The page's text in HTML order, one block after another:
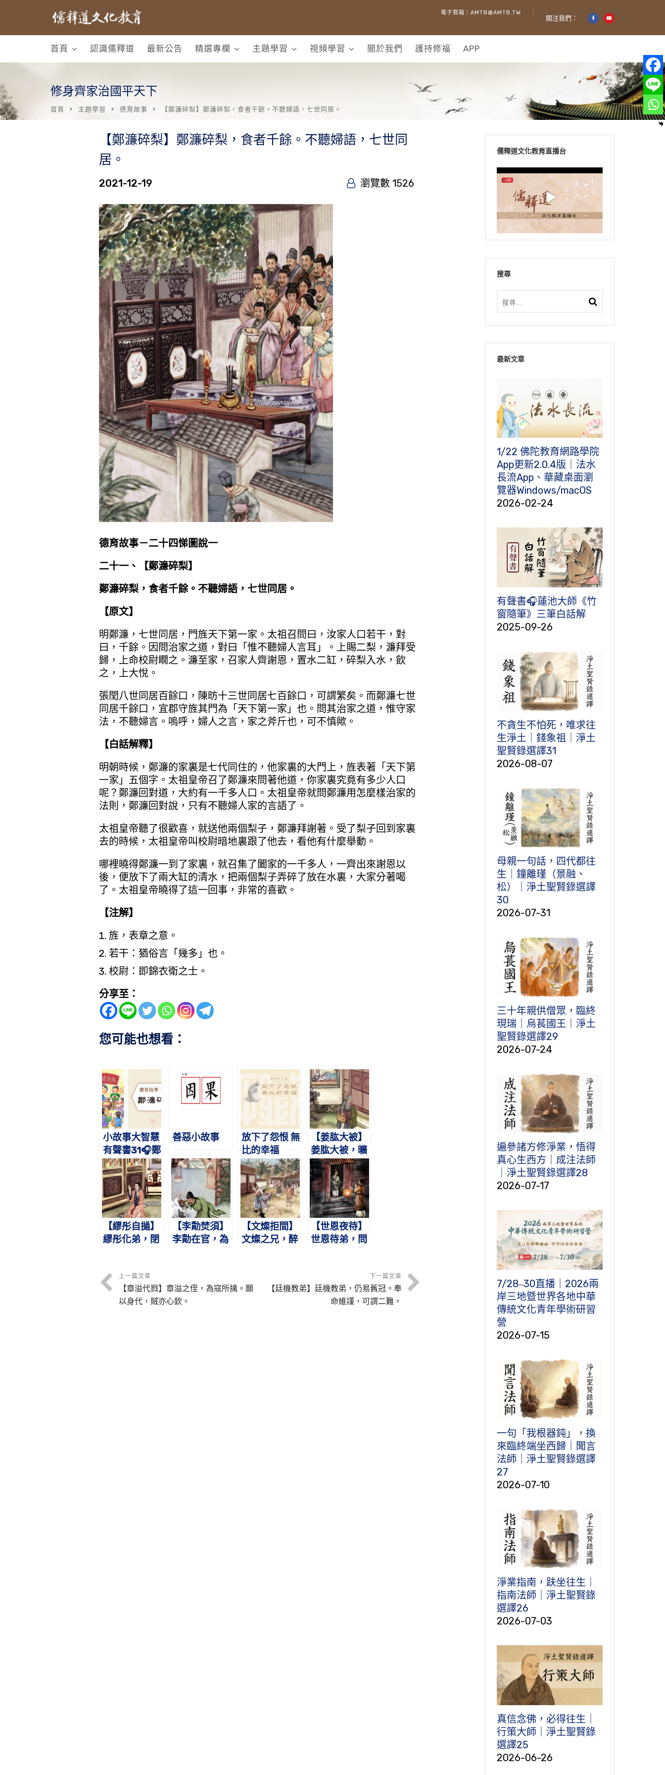
電子郵箱：AMTB@AMTB.TW
關注我們：
首頁 認識儒釋道 最新公告 精選專欄 主題學習 視頻學習 關於我們 護持修福 APP
修身齊家治國平天下
首頁 主題學習 德育故事 【鄭濂碎梨】鄭濂碎梨，食者千餘。不聽婦語，七世同居。
【鄭濂碎梨】鄭濂碎梨，食者千餘。不聽婦語，七世同
居。
2021-12-19 瀏覽數 1526
德育故事－二十四悌圖說一
二十一、【鄭濂碎梨】
鄭濂碎梨，食者千餘。不聽婦語，七世同居。
【原文】
明鄭濂，七世同居，門旌天下第一家。太祖召問曰，汝家人口若干，對
曰，千餘。因問治家之道，對曰「惟不聽婦人言耳」。上賜二梨，濂拜受
歸，上命校尉瞯之。濂至家，召家人齊謝恩，置水二缸，碎梨入水，飲
之，上大悅。
張閏八世同居百餘口，陳昉十三世同居七百餘口，可謂繁矣。而鄭濂七世
同居千餘口，宜郡守旌其門為「天下第一家」也。問其治家之道，惟守家
法，不聽婦言。嗚呼，婦人之言，家之斧斤也，可不慎歟。
【白話解釋】
明朝時候，鄭濂的家裏是七代同住的，他家裏的大門上，旌表著「天下第
一家」五個字。太祖皇帝召了鄭濂來問著他道，你家裏究竟有多少人口
呢？鄭濂回對道，大約有一千多人口。太祖皇帝就問鄭濂用怎麼樣治家的
法則，鄭濂回對說，只有不聽婦人家的言語了。
太祖皇帝聽了很歡喜，就送他兩個梨子，鄭濂拜謝著。受了梨子回到家裏
去的時候，太祖皇帝叫校尉暗地裏跟了他去，看他有什麼舉動。
哪裡曉得鄭濂一到了家裏，就召集了闔家的一千多人，一齊出來謝恩以
後，便放下了兩大缸的清水，把兩個梨子弄碎了放在水裏，大家分著喝
了。太祖皇帝曉得了這一回事，非常的喜歡。
【注解】
旌，表章之意。
若干：猶俗言「幾多」也。
校尉：即錦衣衛之士。
分享至：
您可能也想看：
小故事大智慧
有聲書31🎧鄭
濂碎梨｜蔡禮
旭老師講故事
善惡小故事
放下了怨恨 無
比的幸福
【姜肱大被】
姜肱大被，曠
世所稀。不言
遇掠，盜悔還
衣。
【繆彤自撾】
繆彤化弟，閉
家。
【李勣焚須】
李勣在官，為
【文燦拒間】
文燦之兄，醉
【世恩夜待】
世恩待弟，問
上一篇文章
【章溢代戮】章溢之侄，為寇所擒。願
以身代，賊亦心欽。
下一篇文章
【廷機教弟】廷機教弟，仍易舊冠。奉
命維謹，可謂二難。
儒釋道文化教育直播台
搜尋
最新文章
1/22 佛陀教育網路學院
App更新2.0.4版｜法水
長流App、華藏桌面瀏
覽器Windows/macOS
2026-02-24
有聲書🎧蓮池大師《竹
窗隨筆》三筆白話解
2025-09-26
不貪生不怕死，唯求往
生淨土｜錢象祖｜淨土
聖賢錄選譯31
2026-08-07
母親一句話，四代都往
生｜鐘離瑾（景融、
松）｜淨土聖賢錄選譯
30
2026-07-31
三十年親供僧眾，臨終
現瑞｜烏萇國王｜淨土
聖賢錄選譯29
2026-07-24
遍參諸方修淨業，悟得
真心生西方｜成注法師
｜淨土聖賢錄選譯28
2026-07-17
7/28‒30直播｜2026兩
岸三地暨世界各地中華
傳統文化青年學術研習
營
2026-07-15
一句「我根器鈍」，換
來臨終端坐西歸｜聞言
法師｜淨土聖賢錄選譯
27
2026-07-10
淨業指南，趺坐往生｜
指南法師｜淨土聖賢錄
選譯26
2026-07-03
真信念佛，必得往生｜
行策大師｜淨土聖賢錄
選譯25
2026-06-26